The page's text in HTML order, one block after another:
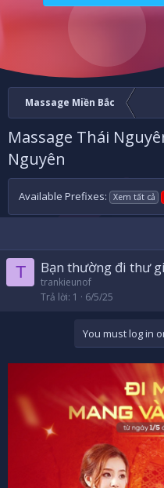
Massage Miền Bắc
Massage Thái
Nguyên
Available Prefixes: Xem tất cả
T Bạn thường đi thư
trankieunof
Trả lời 1 6/5/25
You must log in